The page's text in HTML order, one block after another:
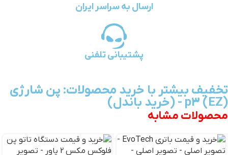
ارسال به سراسر ایران
پشتیبانی تلفنی
تخفیف بیشتر با خرید محصولات: پن شارژی
p3 (EZ) - (خرید باندل)
محصولات مشابه